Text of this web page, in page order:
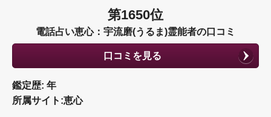
第1650位
電話占い恵心：宇流磨(うるま)霊能者の口コミ
口コミを見る
鑑定歴: 年
所属サイト:恵心